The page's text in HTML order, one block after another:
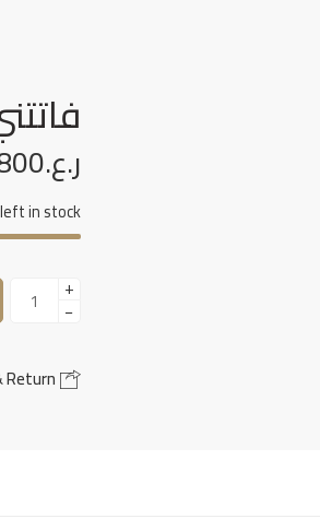
ر.ع.
in stock.
+
−